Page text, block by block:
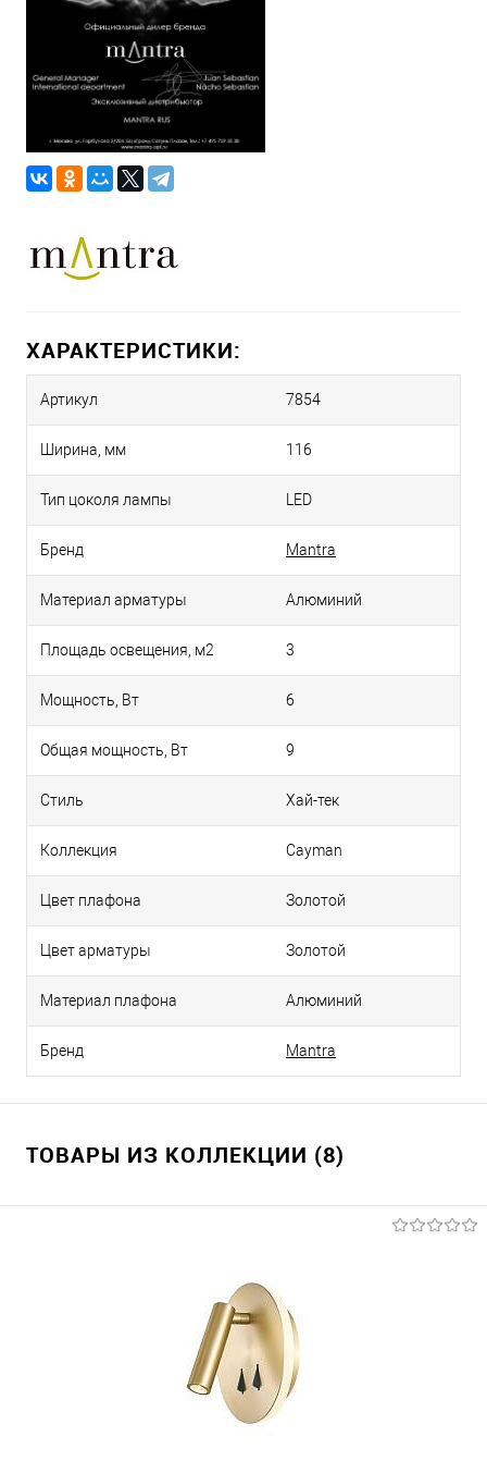
ХАРАКТЕРИСТИКИ:
Артикул 7854
Ширина, мм 116
Тип цоколя лампы LED
Бренд Mantra
Материал арматуры Алюминий
Площадь освещения, м2 3
Мощность, Вт 6
Общая мощность, Вт 9
Стиль Хай-тек
Коллекция Cayman
Цвет плафона Золотой
Цвет арматуры Золотой
Материал плафона Алюминий
Бренд Mantra
ТОВАРЫ ИЗ КОЛЛЕКЦИИ (8)